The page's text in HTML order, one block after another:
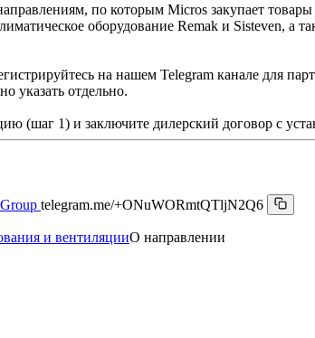
по которым Micros закупает
оборудование Remak и Sisteven, а
на нашем Telegram канале для
указать отдельно.
(шаг 1) и заключите дилерский договор с
telegram.me/+ONuWORmtQTljN2Q6
и вентиляцииО направлении